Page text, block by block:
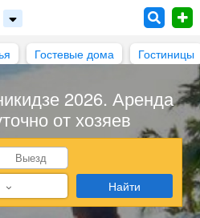
Гостевые дома Гостиницы
2026. Аренда
от хозяев
Найти